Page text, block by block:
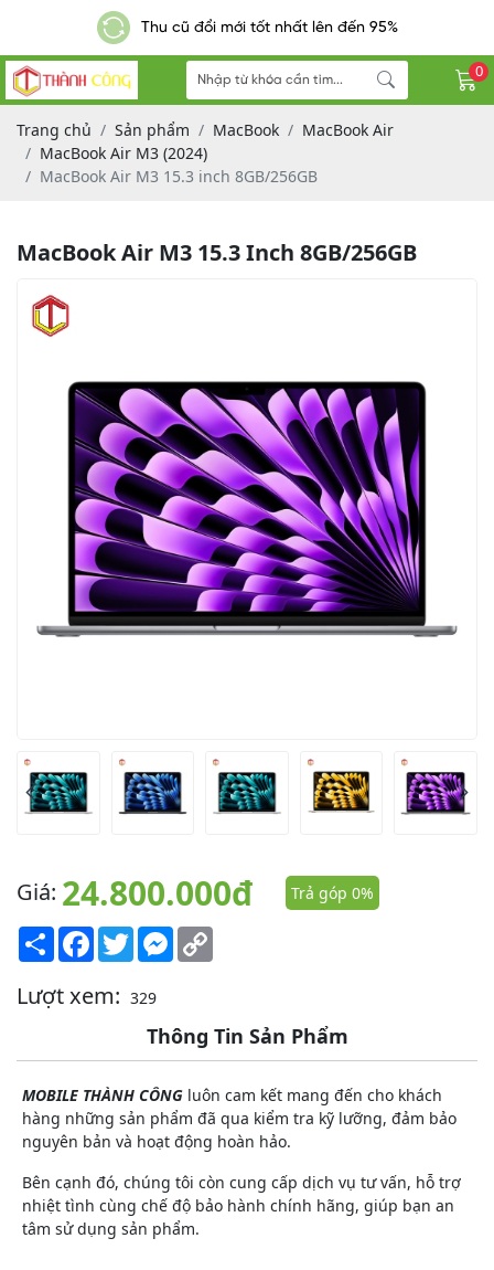
Giao hàng nhanh - Miễn phí đơn hàng từ 300k
0
Trang chủ Sản phẩm MacBook
MacBook Air
MacBook Air M3 (2024)
MacBook Air M3 15.3 inch 8GB/256GB
MacBook Air M3 15.3 Inch 8GB/256GB
Giá: 24.800.000đ
Trả góp 0%
Share Facebook
TwitterMessenger
Lượt xem: 329
Thông Tin Sản Phẩm
MOBILE THÀNH CÔNG luôn cam kết mang đến cho khách
hàng những sản phẩm đã qua kiểm tra kỹ lưỡng, đảm bảo
nguyên bản và hoạt động hoàn hảo.
Bên cạnh đó, chúng tôi còn cung cấp dịch vụ tư vấn, hỗ trợ
nhiệt tình cùng chế độ bảo hành chính hãng, giúp bạn an
tâm sử dụng sản phẩm.